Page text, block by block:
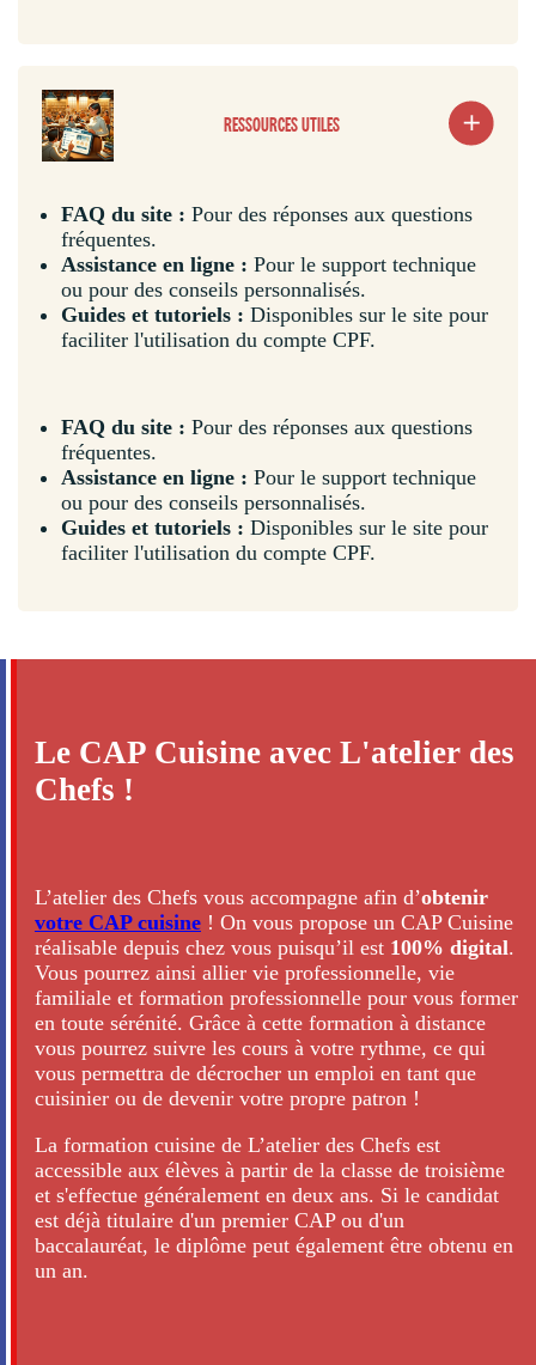
RESSOURCES UTILES
FAQ du site : Pour des réponses aux questions
fréquentes.
Assistance en ligne : Pour le support technique
ou pour des conseils personnalisés.
Guides et tutoriels : Disponibles sur le site pour
faciliter l'utilisation du compte CPF.
FAQ du site : Pour des réponses aux questions
fréquentes.
Assistance en ligne : Pour le support technique
ou pour des conseils personnalisés.
Guides et tutoriels : Disponibles sur le site pour
faciliter l'utilisation du compte CPF.
Le CAP Cuisine avec L'atelier des
Chefs !
L’atelier des Chefs vous accompagne afin d’obtenir
votre CAP cuisine! On vous propose un CAP Cuisine
réalisable depuis chez vous puisqu’il est 100% digital.
Vous pourrez ainsi allier vie professionnelle, vie
familiale et formation professionnelle pour vous former
en toute sérénité. Grâce à cette formation à distance
vous pourrez suivre les cours à votre rythme, ce qui
vous permettra de décrocher un emploi en tant que
cuisinier ou de devenir votre propre patron !
La formation cuisine de L’atelier des Chefs est
accessible aux élèves à partir de la classe de troisième
et s'effectue généralement en deux ans. Si le candidat
est déjà titulaire d'un premier CAP ou d'un
baccalauréat, le diplôme peut également être obtenu en
un an.